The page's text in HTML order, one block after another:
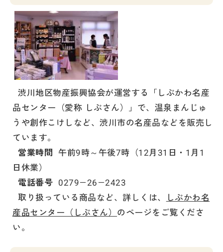
渋川地区物産振興協会が運営する「しぶかわ名産
品センター（愛称 しぶさん）」で、温泉まんじゅ
うや創作こけしなど、渋川市の名産品などを販売し
ています。
営業時間午前9時～午後7時（12月31日・1月1
日休業）
電話番号 0279−26−2423
取り扱っている商品など、詳しくは、
しぶかわ名
産品センター（しぶさん） のページをご覧くださ
い。